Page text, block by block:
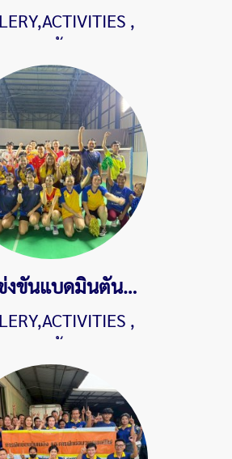
,
396 ผู้ชม
การแข่งขันแบดมินตันภายในประจำปี 2568
,
573 ผู้ชม